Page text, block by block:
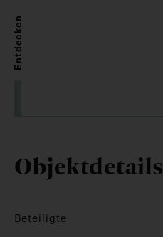
Entdecken
Objektdetails
Beteiligte